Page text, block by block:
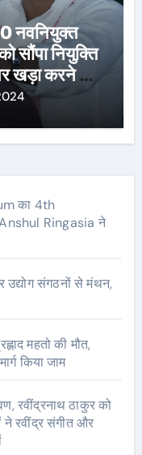
नवनियुक्त
सौंपा नियुक्ति
खड़ा करने का
का 4th
Ringasia ने
संगठनों से मंथन,
महतो की मौत,
किया जाम
रवींद्रनाथ ठाकुर को
ने रवींद्र संगीत और